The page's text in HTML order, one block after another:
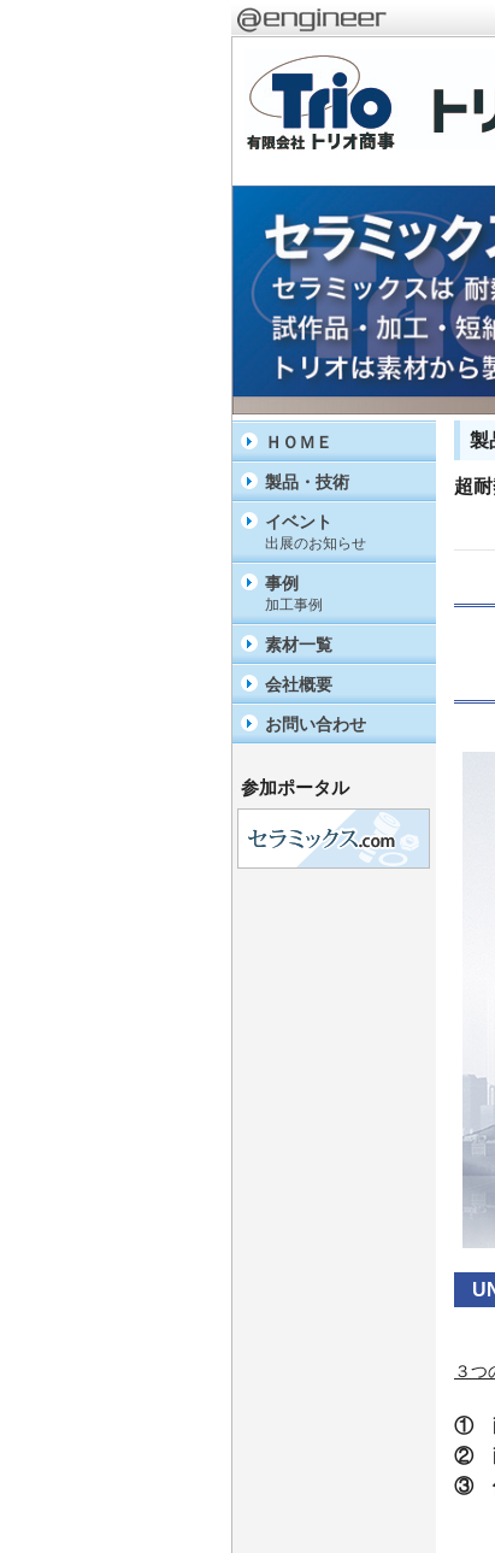
製
超
３つ
①
②
③
ＨＯＭＥ
製品・技術
イベント
出展のお知らせ
事例
加工事例
素材一覧
会社概要
お問い合わせ
参加ポータル